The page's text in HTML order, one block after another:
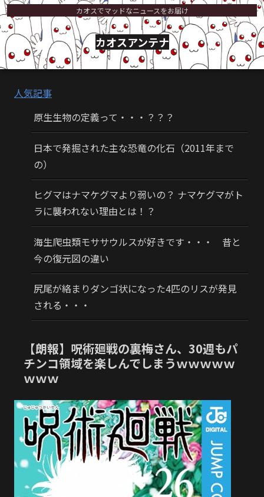
カオスでマッドなニュースをお届け
カオスアンテナ
人気記事
原生生物の定義って・・・？？？
日本で発掘された主な恐竜の化石（2011年まで
の）
ヒグマはナマケグマより弱いの？ ナマケグマがト
ラに襲われない理由とは！？
海生爬虫類モササウルスが好きです・・・ 昔と
今の復元図の違い
尻尾が絡まりダンゴ状になった4匹のリスが発見
される・・・
【朗報】呪術廻戦の裏梅さん、30週もパ
チンコ領域を楽しんでしまうｗｗｗｗｗ
ｗｗｗ